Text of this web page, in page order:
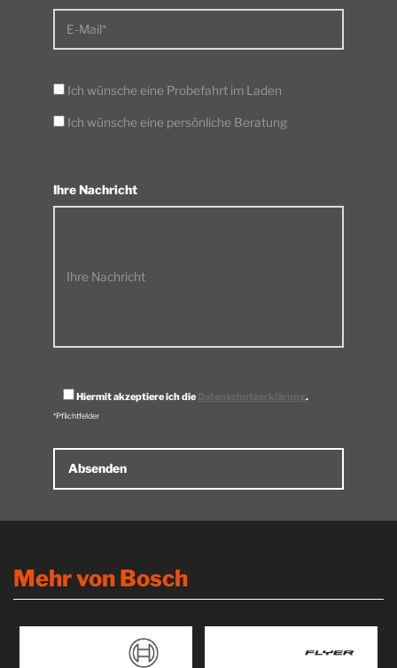
E-Mail*
Ich wünsche eine Probefahrt im Laden
Ich wünsche eine persönliche Beratung
Ihre Nachricht
Ihre Nachricht
Hiermit akzeptiere ich die Datenschutzerklärung .
*Pflichtfelder
Mehr von Bosch